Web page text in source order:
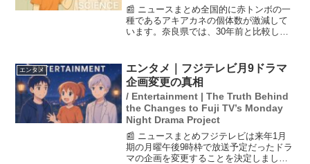
📰 ニュースまとめ全国的に赤トンボの一
種であるアキアカネの個体数が激減して
います。奈良県では、30年前と比較して
広範囲で観察されています。原因として
は、水田や湿...
エンタメ
エンタメ｜フジテレビ月9ドラマ
企画変更の真相
/ Entertainment | The Truth Behind
the Changes to Fuji TV’s Monday
Night Drama Project
📰 ニュースまとめフジテレビは来年1月
期の月曜午後9時枠で放送予定だったドラ
マの企画を変更することを決定しまし